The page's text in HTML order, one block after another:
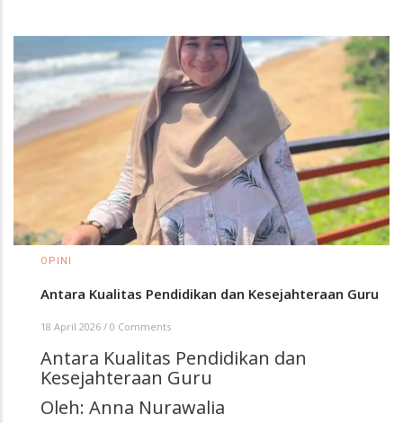
OPINI
Antara Kualitas Pendidikan dan Kesejahteraan Guru
18 April 2026 / 0 Comments
Antara Kualitas Pendidikan dan
Kesejahteraan Guru
Oleh: Anna Nurawalia